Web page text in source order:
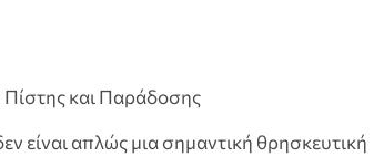
και Παράδοσης
είναι απλώς μια σημαντική θρησκευτική